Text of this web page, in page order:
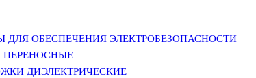
ДЛЯ ОБЕСПЕЧЕНИЯ ЭЛЕКТРОБЕЗОПАСНОСТИ
ПЕРЕНОСНЫЕ
ДИЭЛЕКТРИЧЕСКИЕ